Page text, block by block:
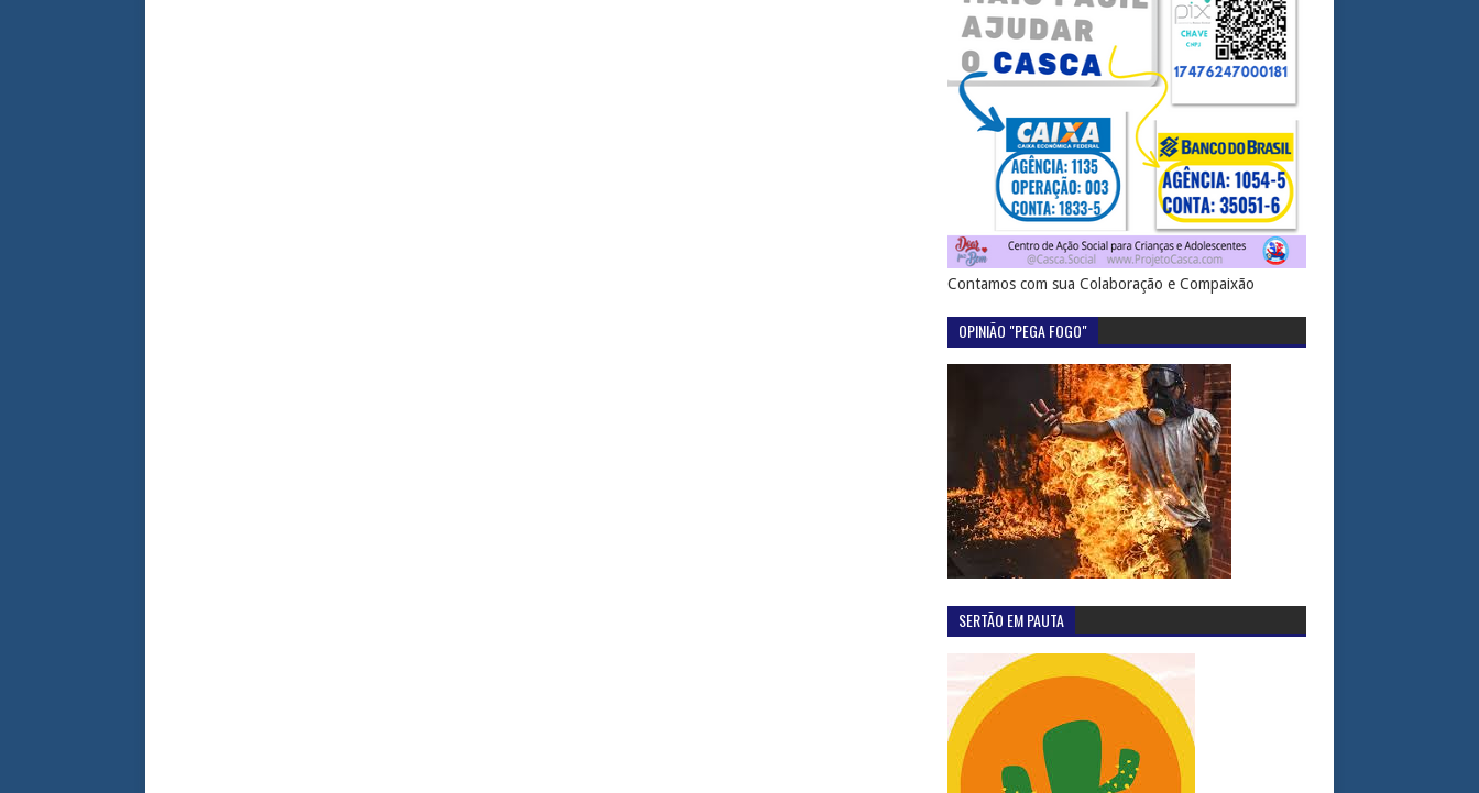
Contamos com sua Colaboração e Compaixão
OPINIÃO "PEGA FOGO"
SERTÃO EM PAUTA